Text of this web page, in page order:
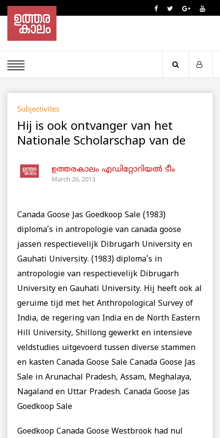
Subjectivites
Hij is ook ontvanger van het
Nationale Scholarschap van de
ഉത്തരകാലം എഡിറ്റോറിയല്‍ ടീം
March 26, 2013
Canada Goose Jas Goedkoop Sale (1983)
diploma’s in antropologie van canada goose
jassen respectievelijk Dibrugarh University en
Gauhati University. (1983) diploma’s in
antropologie van respectievelijk Dibrugarh
University en Gauhati University. Hij heeft ook al
geruime tijd met het Anthropological Survey of
India, de regering van India en de North Eastern
Hill University, Shillong gewerkt en intensieve
veldstudies uitgevoerd tussen diverse stammen
en kasten Canada Goose Sale Canada Goose Jas
Sale in Arunachal Pradesh, Assam, Meghalaya,
Nagaland en Uttar Pradesh. Canada Goose Jas
Goedkoop Sale
Goedkoop Canada Goose Westbrook had nul